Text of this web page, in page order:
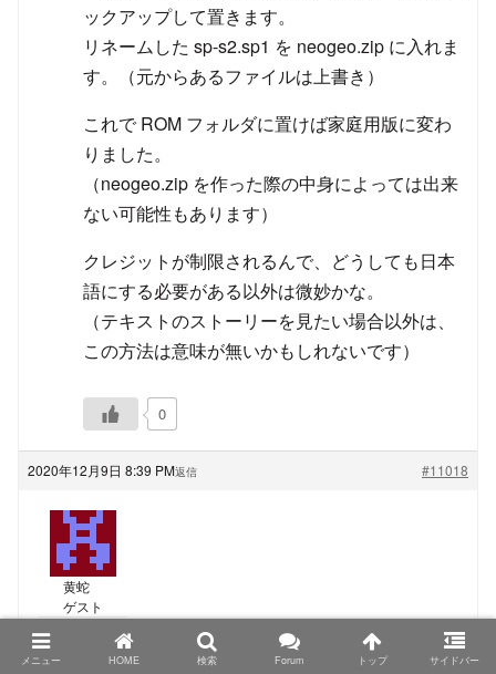
ックアップして置きます。
リネームした sp-s2.sp1 を neogeo.zip に入れま
す。（元からあるファイルは上書き）
これで ROM フォルダに置けば家庭用版に変わ
りました。
（neogeo.zip を作った際の中身によっては出来
ない可能性もあります）
クレジットが制限されるんで、どうしても日本
語にする必要がある以外は微妙かな。
（テキストのストーリーを見たい場合以外は、
この方法は意味が無いかもしれないです）
0
2020年12月9日 8:39 PM #11018
返信
黄蛇
ゲスト
TRIMUI Model S、PowKiddyさん名義の物もシタンさ
メニュー HOME 検索 Forum トップ サイドバー